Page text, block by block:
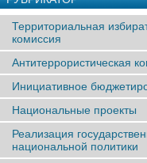
Территориальная
комиссия
Антитеррористическая
Инициативное
Национальные проекты
Реализация
национальной политики